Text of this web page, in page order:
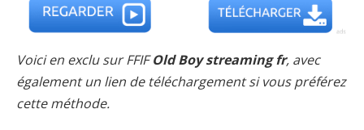
Voici en exclu sur FFIFOld Boy streaming fr, avec
également un lien de téléchargement si vous préférez
cette méthode.